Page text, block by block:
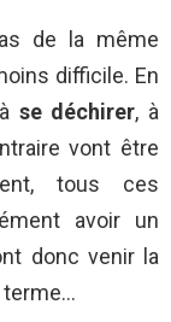
de la même
difficile. En
se déchirer, à
vont être
tous ces
avoir un
donc venir la
terme…